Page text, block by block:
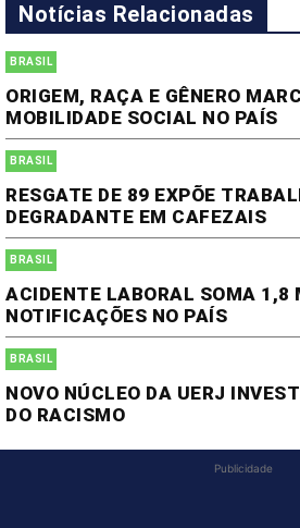
Notícias Relacionadas
BRASIL
ORIGEM, RAÇA E GÊNERO
MOBILIDADE SOCIAL NO PAÍS
BRASIL
RESGATE DE 89 EXPÕE
DEGRADANTE EM CAFEZAIS
BRASIL
ACIDENTE LABORAL SOMA 1,8
NOTIFICAÇÕES NO PAÍS
BRASIL
NOVO NÚCLEO DA UERJ
DO RACISMO
Publicidade